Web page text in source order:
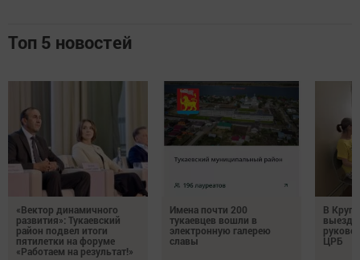
Топ 5 новостей
«Вектор динамичного
развития»: Тукаевский
район подвел итоги
пятилетки на форуме
«Работаем на результат!»
Имена почти 200
тукаевцев вошли в
электронную галерею
славы
В
ЦРБ